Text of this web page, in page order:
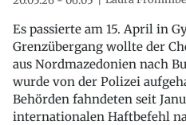
Es passierte am 15. April in
Grenzübergang wollte der
aus Nordmazedonien nach
wurde von der Polizei
Behörden fahndeten seit
internationalen Haftbefehl